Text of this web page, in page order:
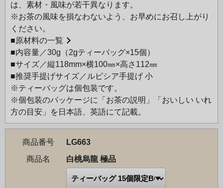
桃の実をあしらった上品な淡いグリーンのボックスは、中
身を取り出しやすい便利なフタ付き。桃の花をあしらった
スリーブが華を添えます。
一煎ずつ個包装になっているティーバッグは、いつも封を
開けたてのお茶が楽しめるので、ご自宅用としてマイペー
スに楽しんでいただく方にもおすすめです。
パッケージひとつひとつにお茶の説明とおいしいお茶のい
れ方を記載しているため、ひとつずつプチギフトとして配
っていただくことも。
自分へのご褒美や、大切な方への贈りものに、ぜひご利用
白桃烏龍 極品：上質の台湾産烏龍茶に、みずみずしい白桃
の香りをつけた、不動の人気アイテムです。やわらかな香
りが、烏龍茶本来のさわやかな味わいを引き立てます。
は、素材・風味が若干異なります。
※お茶の風味を損なわないよう、お早めにお召し上がり
ください。
■原材料の一覧
■内容量／30g（2gティーバッグ×15個）
■サイズ／縦118mm×横100㎜×高さ112㎜
■推奨手提げサイズ／ルピシア手提げ 小
※ティーバッグは個包装です。
※個包装のパッケージに「お茶の説明」「おいしい いれ
方の目安」を日本語、英語にて記載。
商品番号
LG663
商品名
白桃烏龍 極品